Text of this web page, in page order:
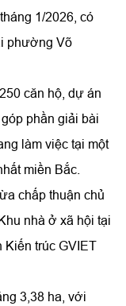
1/2026, có
phường Võ
căn hộ, dự án
phần giải bài
làm việc tại một
miền Bắc.
chấp thuận chủ
nhà ở xã hội tại
Kiến trúc GVIET
3,38 ha, với